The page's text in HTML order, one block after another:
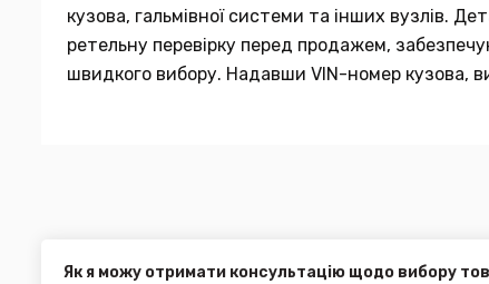
кузова, гальмівної системи та інших вузлів.
ретельну перевірку перед продажем,
швидкого вибору. Надавши VIN-номер кузова,
Як я можу отримати консультацію щодо вибору